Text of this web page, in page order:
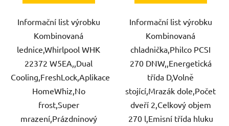
Informační list výrobku
Kombinovaná
lednice,Whirlpool WHK
22372 W5EA,,Dual
Cooling,FreshLock,Aplikace
HomeWhiz,No
frost,Super
mrazení,Prázdninový
Informační list výrobku
Kombinovaná
chladnička,Philco PCSI
270 DNW,,Energetická
třída D,Volně
stojící,Mrazák dole,Počet
dveří 2,Celkový objem
270 l,Emisní třída hluku